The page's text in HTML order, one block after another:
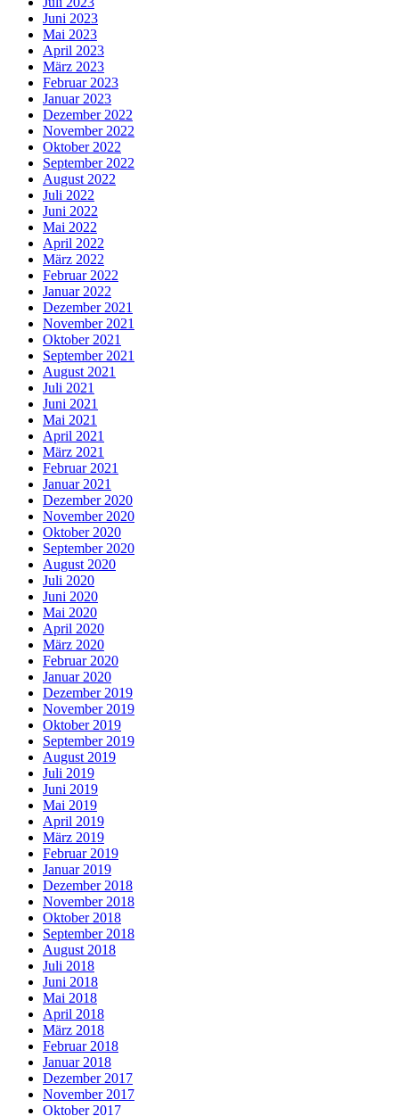
Juni 2023
Mai 2023
April 2023
März 2023
Februar 2023
Januar 2023
Dezember 2022
November 2022
Oktober 2022
September 2022
August 2022
Juli 2022
Juni 2022
Mai 2022
April 2022
März 2022
Februar 2022
Januar 2022
Dezember 2021
November 2021
Oktober 2021
September 2021
August 2021
Juli 2021
Juni 2021
Mai 2021
April 2021
März 2021
Februar 2021
Januar 2021
Dezember 2020
November 2020
Oktober 2020
September 2020
August 2020
Juli 2020
Juni 2020
Mai 2020
April 2020
März 2020
Februar 2020
Januar 2020
Dezember 2019
November 2019
Oktober 2019
September 2019
August 2019
Juli 2019
Juni 2019
Mai 2019
April 2019
März 2019
Februar 2019
Januar 2019
Dezember 2018
November 2018
Oktober 2018
September 2018
August 2018
Juli 2018
Juni 2018
Mai 2018
April 2018
März 2018
Februar 2018
Januar 2018
Dezember 2017
November 2017
Oktober 2017